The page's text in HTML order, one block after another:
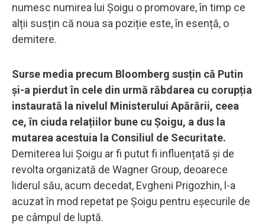
numesc numirea lui Șoigu o promovare, în timp ce
alții susțin că noua sa poziție este, în esență, o
demitere.
Surse media precum Bloomberg susțin că Putin
și-a pierdut în cele din urmă răbdarea cu corupția
instaurată la nivelul Ministerului Apărării, ceea
ce, în ciuda relațiilor bune cu Șoigu, a dus la
mutarea acestuia la Consiliul de Securitate.
Demiterea lui Șoigu ar fi putut fi influențată și de
revolta organizată de Wagner Group, deoarece
liderul său, acum decedat, Evgheni Prigozhin, l-a
acuzat în mod repetat pe Șoigu pentru eșecurile de
pe câmpul de luptă.